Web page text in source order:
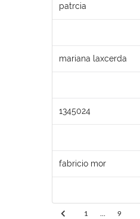
patrcia
mariana laxcerda
1345024
fabricio mor
1 9